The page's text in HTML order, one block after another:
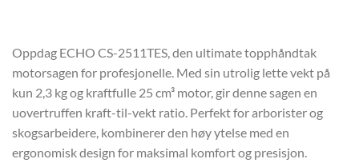
Oppdag ECHO CS-2511TES, den ultimate topphåndtak
motorsagen for profesjonelle. Med sin utrolig lette vekt på
kun 2,3 kg og kraftfulle 25 cm³ motor, gir denne sagen en
uovertruffen kraft-til-vekt ratio. Perfekt for arborister og
skogsarbeidere, kombinerer den høy ytelse med en
ergonomisk design for maksimal komfort og presisjon.